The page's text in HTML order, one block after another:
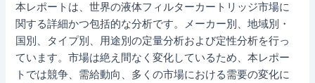
本レポートは、世界の液体フィルターカートリッジ市場に
関する詳細かつ包括的な分析です。メーカー別、地域別・
国別、タイプ別、用途別の定量分析および定性分析を行っ
ています。市場は絶え間なく変化しているため、本レポー
トでは競争、需給動向、多くの市場における需要の変化に